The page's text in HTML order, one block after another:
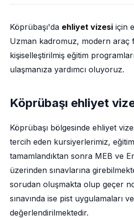
Köprübaşı'da ehliyet vizesi için
Uzman kadromuz, modern araç
kişiselleştirilmiş eğitim
ulaşmanıza yardımcı oluyoruz.
Köprübaşı ehliyet
Köprübaşı bölgesinde ehliyet
tercih eden kursiyerlerimiz,
tamamlandıktan sonra MEB ve
üzerinden sınavlarına
sorudan oluşmakta olup geçer
sınavında ise pist uygulamaları
değerlendirilmektedir.